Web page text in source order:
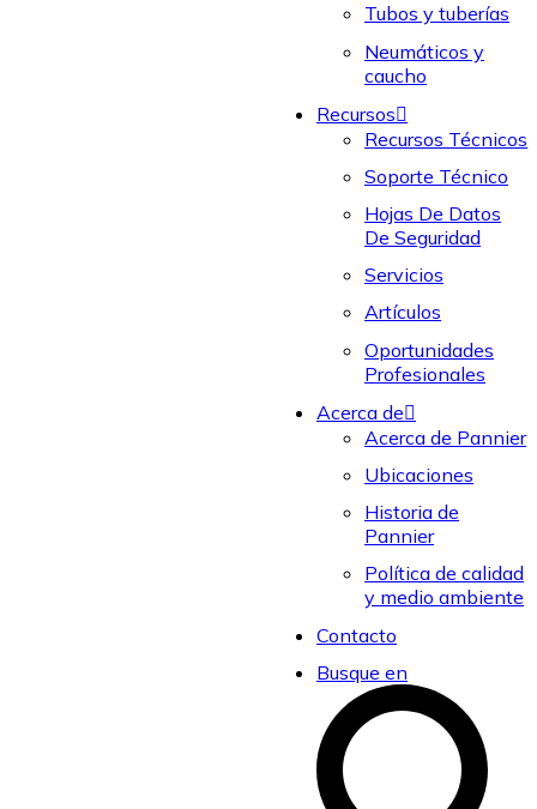
Tubos y tuberías
Neumáticos y
caucho
Recursos
Recursos Técnicos
Soporte Técnico
Hojas De Datos
De Seguridad
Servicios
Artículos
Oportunidades
Profesionales
Acerca de
Acerca de Pannier
Ubicaciones
Historia de
Pannier
Política de calidad
y medio ambiente
Contacto
Busque en